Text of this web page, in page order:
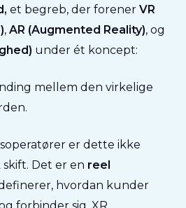
et begreb, der forener VR
, AR (Augmented Reality), og
under ét koncept:
mellem den virkelige
er dette ikke
Det er en reel
hvordan kunder